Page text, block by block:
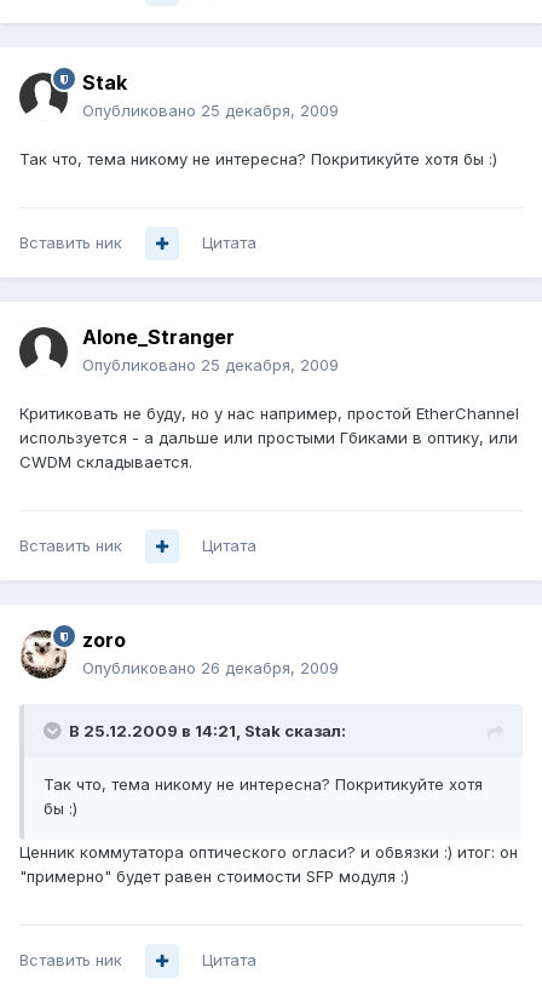
Stak
Опубликовано 25 декабря, 2009
Так что, тема никому не интересна? Покритикуйте хотя бы :)
Вставить ник Цитата
Alone_Stranger
Опубликовано 25 декабря, 2009
Критиковать не буду, но у нас например, простой EtherChannel
используется - а дальше или простыми Гбиками в оптику, или
CWDM складывается.
Вставить ник Цитата
zoro
Опубликовано 26 декабря, 2009
В 25.12.2009 в 14:21, Stak сказал:
Так что, тема никому не интересна? Покритикуйте хотя
бы :)
Ценник коммутатора оптического огласи? и обвязки :) итог: он
"примерно" будет равен стоимости SFP модуля :)
Вставить ник Цитата